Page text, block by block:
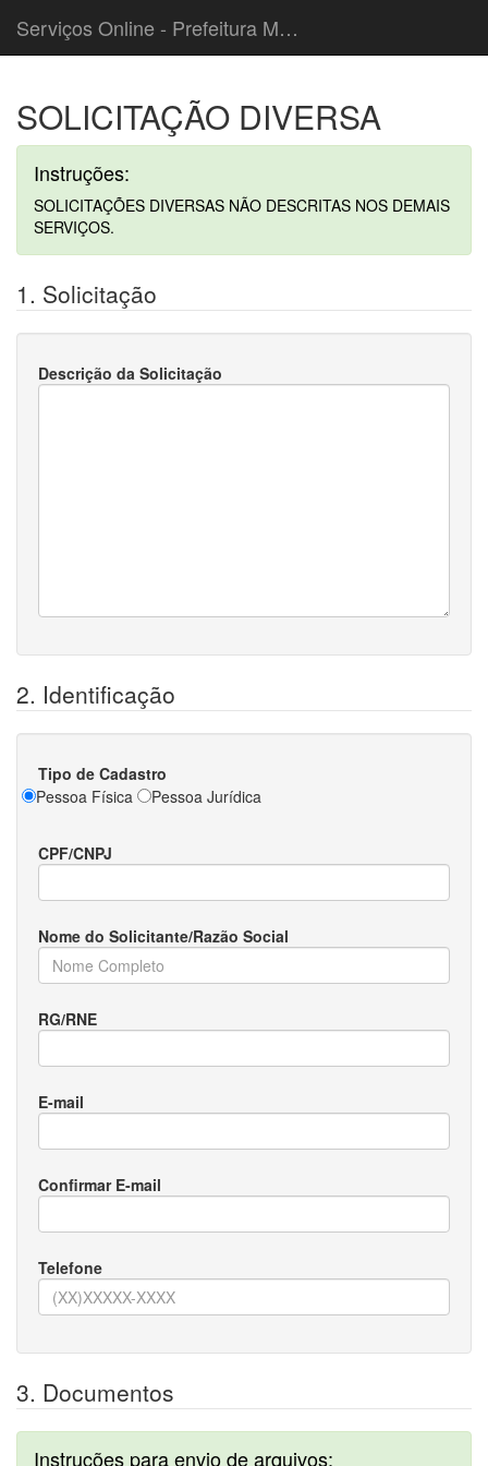
Serviços Online - Prefeitura Municipal de Cordeiropolis
SOLICITAÇÃO DIVERSA
Instruções:
SOLICITAÇÕES DIVERSAS NÃO DESCRITAS NOS DEMAIS
SERVIÇOS.
1. Solicitação
Descrição da Solicitação
2. Identificação
Tipo de Cadastro
Pessoa Física
Pessoa Jurídica
CPF/CNPJ
Nome do Solicitante/Razão Social
RG/RNE
E-mail
Confirmar E-mail
Telefone
3. Documentos
Instruções para envio de arquivos: